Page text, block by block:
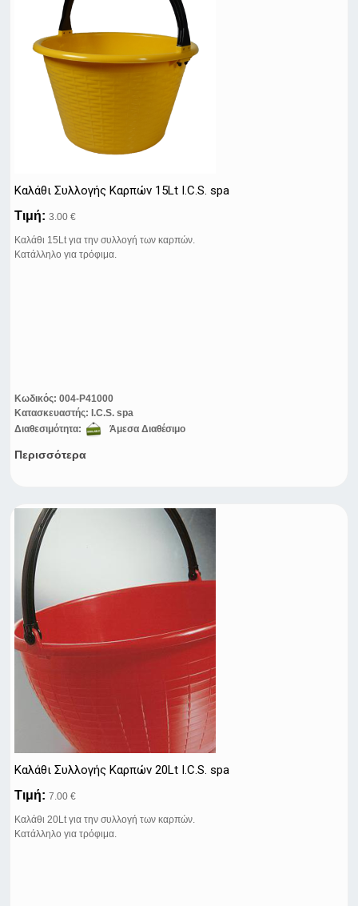
Καλάθι Συλλογής Καρπών 15Lt I.C.S. spa
Τιμή: 3.00 €
Καλάθι 15Lt για την συλλογή των καρπών.
Κατάλληλo για τρόφιμα.
Κωδικός: 004-P41000
Κατασκευαστής: I.C.S. spa
Διαθεσιμότητα:
Άμεσα Διαθέσιμο
Περισσότερα
Καλάθι Συλλογής Καρπών 20Lt I.C.S. spa
Τιμή: 7.00 €
Καλάθι 20Lt για την συλλογή των καρπών.
Κατάλληλo για τρόφιμα.